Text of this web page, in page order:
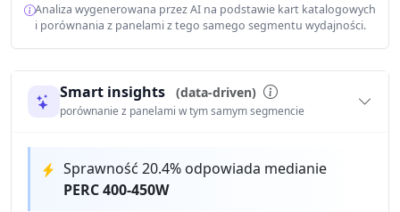
Analiza wygenerowana przez AI na podstawie kart katalogowych
i porównania z panelami z tego samego segmentu wydajności.
Smart insights (data-driven)
porównanie z panelami w tym samym segmencie
Sprawność 20.4% odpowiada medianie
PERC 400-450W